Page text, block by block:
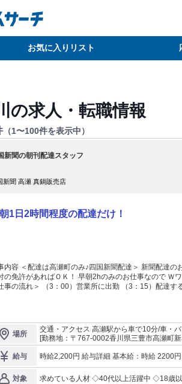
お気に入りリスト
の求人・転職情報
（1〜100件を表示中）
新聞の朝刊配達スタッフ
新聞 高瀬 真鍋販売店
1日2時間程度の配達だけ！
内容 ＜配達は高瀬町のみ♪四国新聞配達＞ 新聞配達の
の免許があればＯＫ！ 早朝2hのみのお仕事なので Ｗワ
事の流れ＞ （3：00）営業所に出勤 （3：15）配達す
おだやかな気持ち で仕事ができています」
場所
交通・アクセス 高瀬駅から車で10分/車・
[勤務地：〒767-0002香川県三豊市高瀬町新
給与
対象 求めている人材 ◇40代以上活躍中 ◇18歳